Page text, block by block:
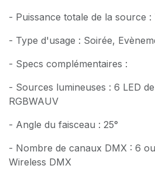
- Puissance totale de la source :
- Type d'usage : Soirée,
- Specs complémentaires :
- Sources lumineuses : 6 LED
RGBWAUV
- Angle du faisceau : 25°
- Nombre de canaux DMX : 6
Wireless DMX